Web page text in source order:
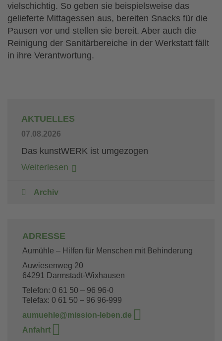
vielschichtig. So geben sie beispielsweise das
gelieferte Mittagessen aus, bereiten Snacks für die
Pausen vor und stellen sie bereit. Aber auch die
Reinigung der Sanitärbereiche in der Werkstatt fällt
in ihre Verantwortung.
AKTUELLES
07.08.2026
Das kunstWERK ist umgezogen
Weiterlesen
Archiv
ADRESSE
Aumühle – Hilfen für Menschen mit Behinderung
Auwiesenweg 20
64291 Darmstadt-Wixhausen
Telefon: 0 61 50 – 96 96-0
Telefax: 0 61 50 – 96 96-999
aumuehle@mission-leben.de
Anfahrt